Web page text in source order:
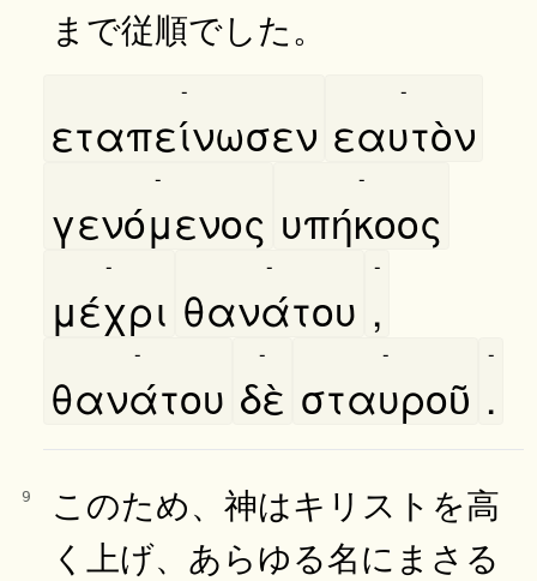
まで従順でした。
εταπείνωσεν
-
εαυτὸν
-
γενόμενος
-
υπήκοος
-
μέχρι
-
θανάτου
-
,
-
θανάτου
-
δὲ
-
σταυροῦ
-
.
-
9
このため、神はキリストを高
く上げ、あらゆる名にまさる